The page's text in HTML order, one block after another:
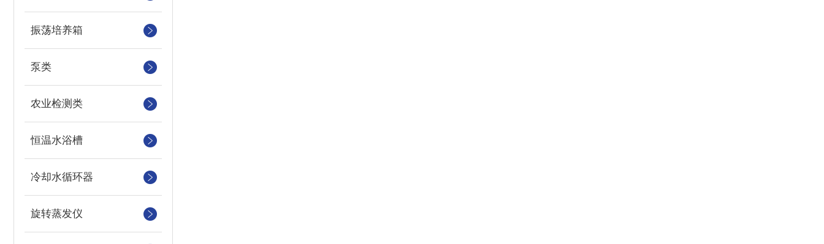
振荡培养箱
泵类
农业检测类
恒温水浴槽
冷却水循环器
旋转蒸发仪